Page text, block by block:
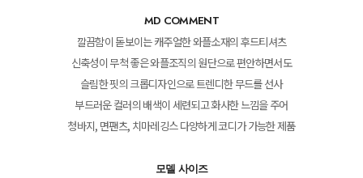
MD COMMENT
깔끔함이 돋보이는 캐주얼한 와플소재의 후드티셔츠
신축성이 무척 좋은 와플조직의 원단으로 편안하면서도
슬림한 핏의 크롭디자인으로 트렌디한 무드를 선사
부드러운 컬러의 배색이 세련되고 화사한 느낌을 주어
청바지, 면팬츠, 치마레깅스 다양하게 코디가 가능한 제품
모델 사이즈